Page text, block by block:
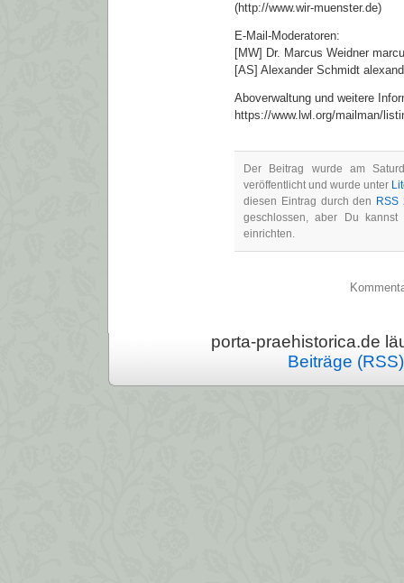
(http://www.wir-muenster.de)
E-Mail-Moderatoren:
[MW] Dr. Marcus Weidner
[AS] Alexander Schmidt
Aboverwaltung und weitere
https://www.lwl.org/mailman/
Der Beitrag wurde am
veröffentlicht und wurde unter
diesen Eintrag durch den RSS
geschlossen, aber Du
einrichten.
porta-praehistorica.de
Beiträge (RSS)